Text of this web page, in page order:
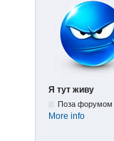
Я тут живу
Поза форумом
More info